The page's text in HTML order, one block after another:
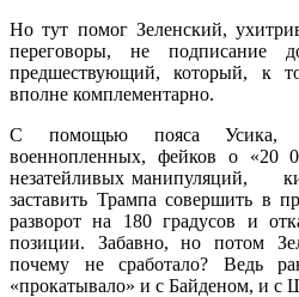
Но тут помог Зеленский,
переговоры, не подписание
предшествующий, который, к
вполне комплементарно.
С помощью пояса Усика,
военнопленных, фейков о «20
незатейливых манипуляций,
заставить Трампа совершить в
разворот на 180 градусов и
позиции. Забавно, но потом
почему не сработало? Ведь
«прокатывало» и с Байденом, и с